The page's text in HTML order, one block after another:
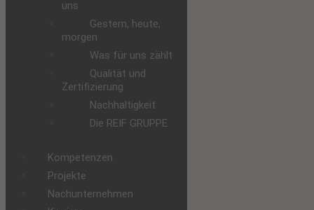
uns
Gestern, heute,
morgen
Was für uns zählt
Qualität und
Zertifizierung
Nachhaltigkeit
Die REIF GRUPPE
Kompetenzen
Projekte
Nachunternehmen